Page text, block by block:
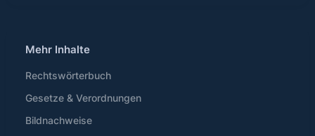
Mehr Inhalte
Rechtswörterbuch
Gesetze & Verordnungen
Bildnachweise